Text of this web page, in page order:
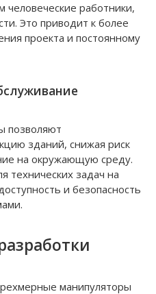
человеческие работники,
Это приводит к более
проекта и постоянному
позволяют
зданий, снижая риск
на окружающую среду.
технических задач на
и безопасность
манипуляторы